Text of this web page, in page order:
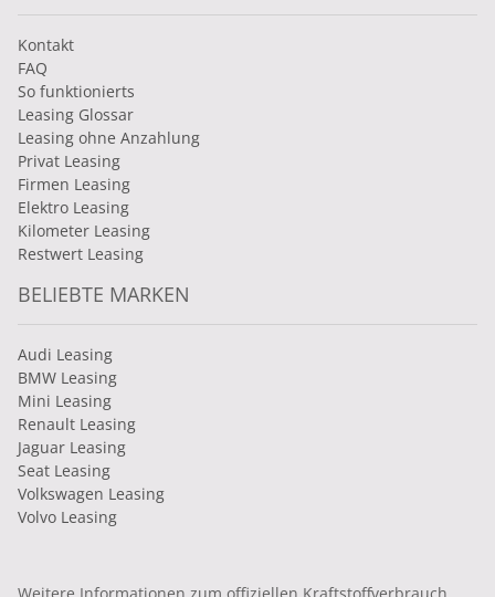
Kontakt
FAQ
So funktionierts
Leasing Glossar
Leasing ohne Anzahlung
Privat Leasing
Firmen Leasing
Elektro Leasing
Kilometer Leasing
Restwert Leasing
BELIEBTE MARKEN
Audi Leasing
BMW Leasing
Mini Leasing
Renault Leasing
Jaguar Leasing
Seat Leasing
Volkswagen Leasing
Volvo Leasing